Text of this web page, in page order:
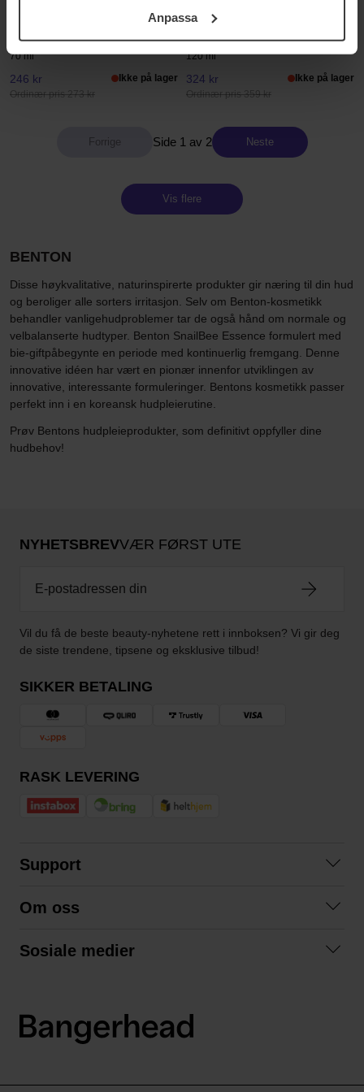
samt vår Integritetspolicy.Anpassa
PHA Peeling Gel
70 ml
246 kr
Ordinær pris 273 kr
Ikke på lager
Benton
Snail Bee High Content Lotion
120 ml
324 kr
Ordinær pris 359 kr
Ikke på lager
Side 1 av 2 Neste
Vis flere
BENTON
Disse høykvalitative, naturinspirerte produkter gir næring til din hud
og beroliger alle sorters irritasjon. Selv om Benton-kosmetikk
behandler vanligehudproblemer tar de også hånd om normale og
velbalanserte hudtyper. Benton SnailBee Essence formulert med
bie-giftpåbegynte en periode med kontinuerlig fremgang. Denne
innovative idéen har vært en pionær innenfor utviklingen av
innovative, interessante formuleringer. Bentons kosmetikk passer
perfekt inn i en koreansk hudpleierutine.
Prøv Bentons hudpleieprodukter, som definitivt oppfyller dine
hudbehov!
NYHETSBREVVÆR FØRST UTE
Vil du få de beste beauty-nyhetene rett i innboksen? Vi gir deg
de siste trendene, tipsene og eksklusive tilbud!
SIKKER BETALING
RASK LEVERING
Support
Kjøpsvilkår
Om oss
Sosiale medier
LinkedIn